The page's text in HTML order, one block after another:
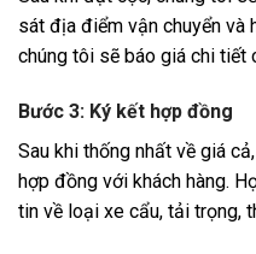
sát địa điểm vận chuyển và
chúng tôi sẽ báo giá chi tiết
Bước 3: Ký kết hợp đồng
Sau khi thống nhất về giá
hợp đồng với khách hàng.
tin về loại xe cẩu, tải trọng,